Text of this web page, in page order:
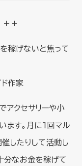
＋
稼げないと焦って
作家
アクセサリーや小
ます。月に１回マル
催したりして活動し
分なお金を稼げて